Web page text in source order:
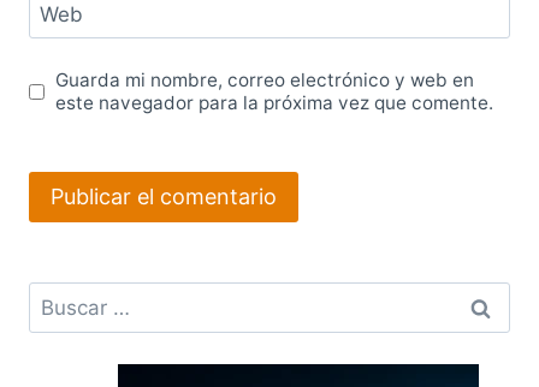
Web
Guarda mi nombre, correo electrónico y web en
este navegador para la próxima vez que comente.
Buscar: